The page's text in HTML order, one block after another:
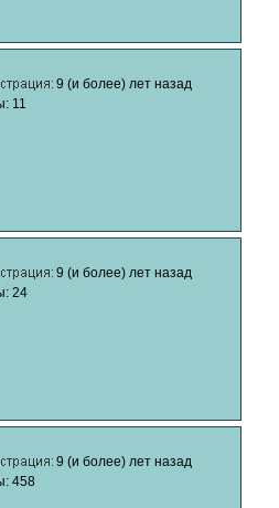
9 (и более) лет назад
11
9 (и более) лет назад
24
9 (и более) лет назад
458